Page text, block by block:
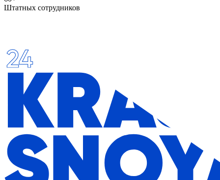
Штатных сотрудников